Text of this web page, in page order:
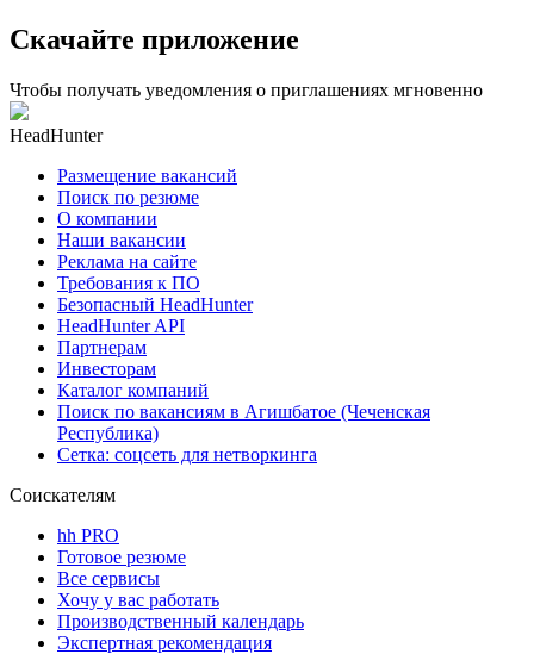
Скачайте приложение
Чтобы получать уведомления о приглашениях мгновенно
HeadHunter
Размещение вакансий
Поиск по резюме
О компании
Наши вакансии
Реклама на сайте
Требования к ПО
Безопасный HeadHunter
HeadHunter API
Партнерам
Инвесторам
Каталог компаний
Поиск по вакансиям в Агишбатое (Чеченская
Республика)
Сетка: соцсеть для нетворкинга
Соискателям
hh PRO
Готовое резюме
Все сервисы
Хочу у вас работать
Производственный календарь
Экспертная рекомендация